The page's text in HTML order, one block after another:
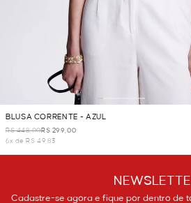
BLUSA CORRENTE - AZUL
R$ 448,00R$ 299,00
6x de R$ 49,83
Cadastre-se agora e fique por dentro de